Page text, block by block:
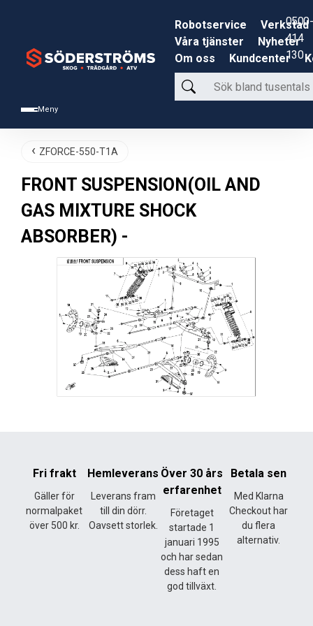
Meny
Robotservice
Verkstad
Våra tjänster
Nyheter
Om oss
Kundcenter
Sök
bland
produkter
0500-
414
130
ZFORCE-550-T1A
FRONT SUSPENSION(OIL AND
GAS MIXTURE SHOCK
ABSORBER) -
Fri frakt
Gäller för
normalpaket
över 500 kr.
Hemleverans
Leverans fram
till din dörr.
Oavsett storlek.
Över 30 års
erfarenhet
Företaget
startade 1
januari 1995
och har sedan
dess haft en
god tillväxt.
Betala sen
Med Klarna
Checkout har
du flera
alternativ.